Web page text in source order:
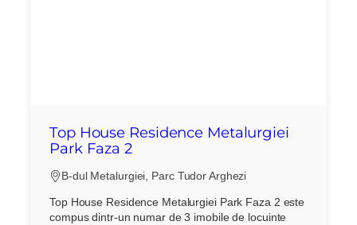
Top House Residence Metalurgiei
Park Faza 2
B-dul Metalurgiei, Parc Tudor Arghezi
Top House Residence Metalurgiei Park Faza 2 este
compus dintr-un numar de 3 imobile de locuinte